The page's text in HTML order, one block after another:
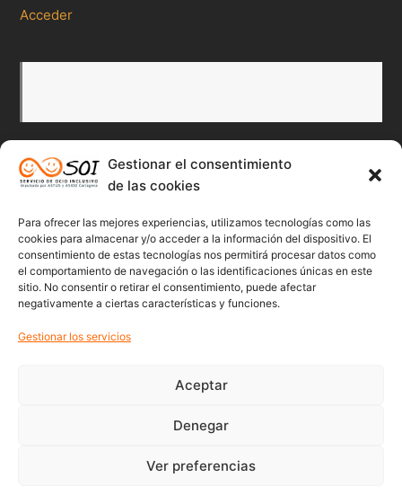
Gestionar el consentimiento
de las cookies
Para ofrecer las mejores experiencias, utilizamos tecnologías como las
cookies para almacenar y/o acceder a la información del dispositivo. El
consentimiento de estas tecnologías nos permitirá procesar datos como
el comportamiento de navegación o las identificaciones únicas en este
sitio. No consentir o retirar el consentimiento, puede afectar
negativamente a ciertas características y funciones.
Gestionar los servicios
Aceptar
Denegar
Ver preferencias
Acceder
Redes Sociales
Twitter
Facebook
Youtube
© 2022 Soicartagena | Servicio de ocio inclusivo | diseño: